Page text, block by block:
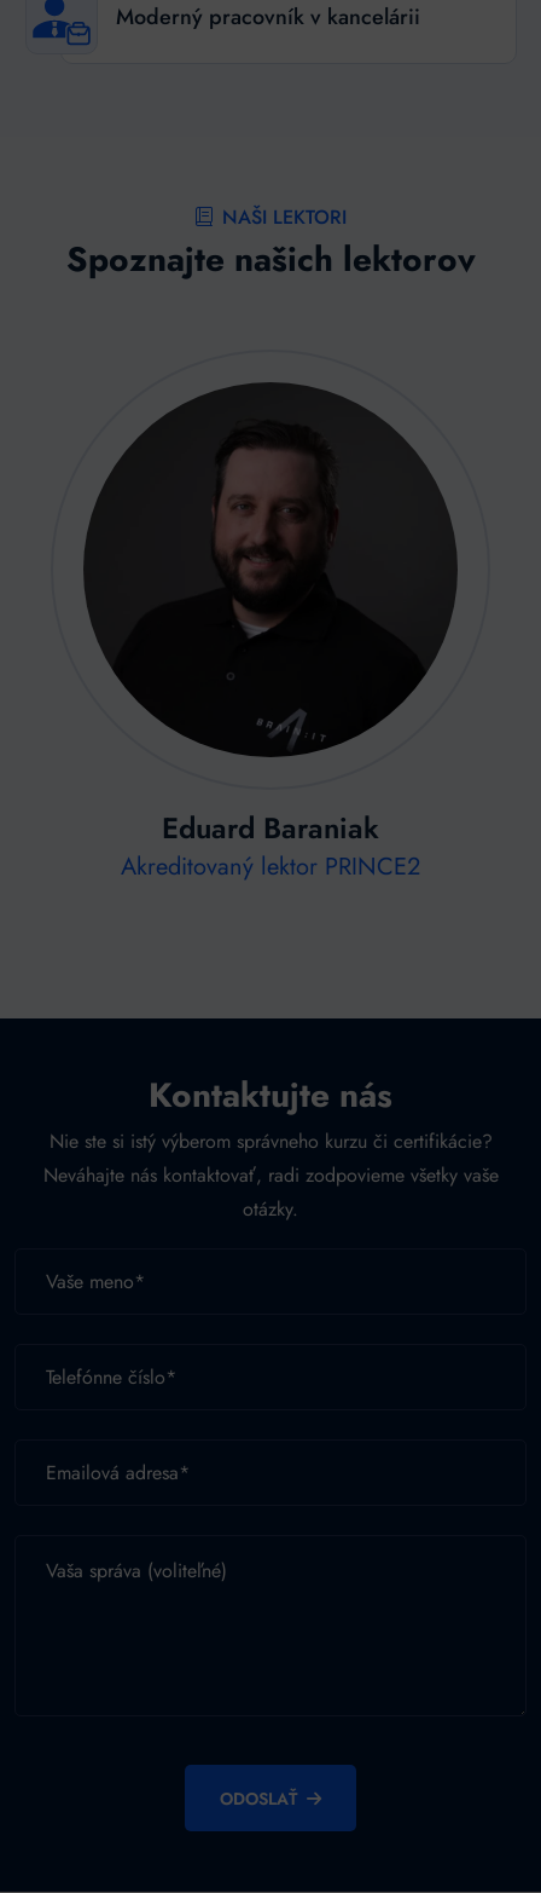
Moderný pracovník v kancelárii
NAŠI LEKTORI
Spoznajte našich lektorov
Eduard Baraniak
Akreditovaný lektor PRINCE2
Kontaktujte nás
Nie ste si istý výberom správneho kurzu či certifikácie?
Neváhajte nás kontaktovať, radi zodpovieme všetky vaše
otázky.
ODOSLAŤ